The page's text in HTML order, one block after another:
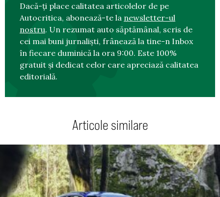
Dacă-ți place calitatea articolelor de pe
Autocritica, abonează-te la newsletter-ul
nostru. Un rezumat auto săptămânal, scris de
cei mai buni jurnaliști, frânează la tine-n Inbox
în fiecare duminică la ora 9:00. Este 100%
gratuit și dedicat celor care apreciază calitatea
editorială.
Articole similare